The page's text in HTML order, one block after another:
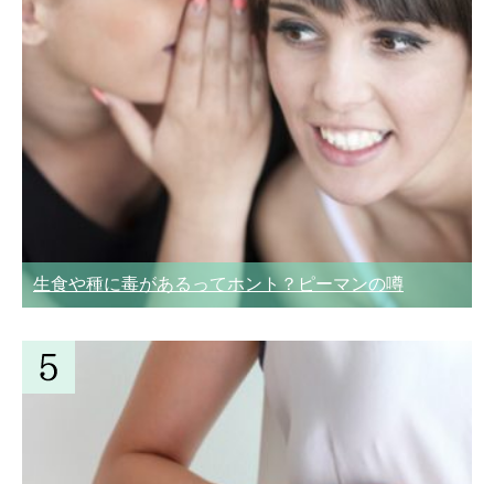
生食や種に毒があるってホント？ピーマンの噂